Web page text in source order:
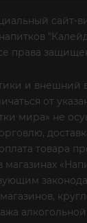
сайт-
права
и внешний
от
мира» не
товара
магазинах